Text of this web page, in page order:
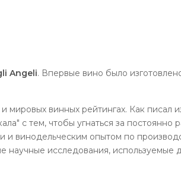
Angeli. Впервые вино было
мировых винных рейтингах. Как
с тем, чтобы угнаться за постоянно
винодельческим опытом по
научные исследования, используемые